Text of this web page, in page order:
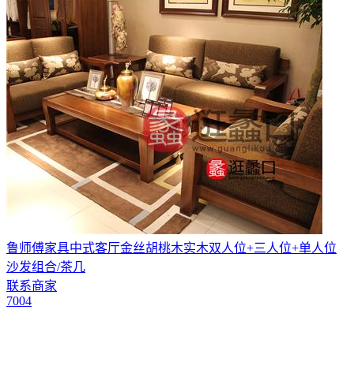
鲁师傅家具中式客厅金丝胡桃木实木双人位+三人位+单人位
沙发组合/茶几
联系商家
7004